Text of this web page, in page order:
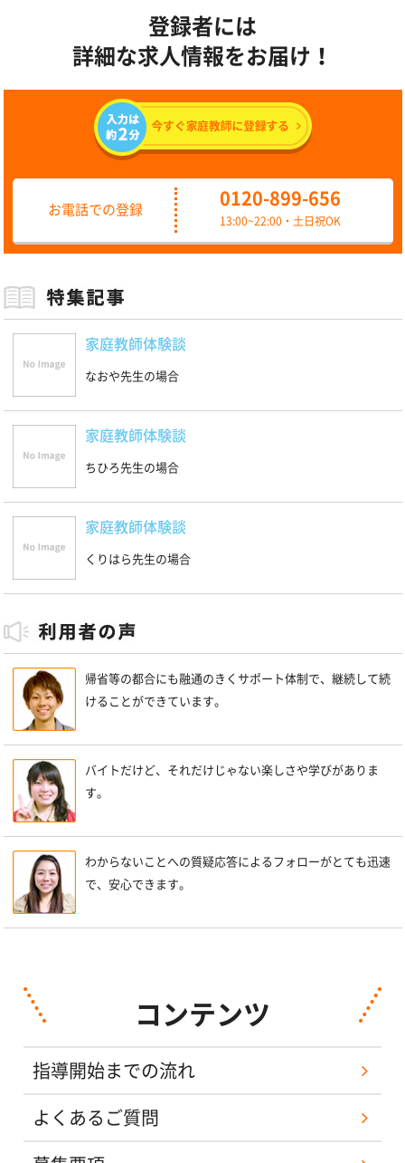
登録者には
詳細な求人情報をお届け！
お電話での登録
0120-899-656
13:00~22:00・土日祝OK
家庭教師体験談
なおや先生の場合
家庭教師体験談
ちひろ先生の場合
家庭教師体験談
くりはら先生の場合
帰省等の都合にも融通のきくサポート体制で、継続して続
けることができています。
バイトだけど、それだけじゃない楽しさや学びがありま
す。
わからないことへの質疑応答によるフォローがとても迅速
で、安心できます。
コンテンツ
指導開始までの流れ
よくあるご質問